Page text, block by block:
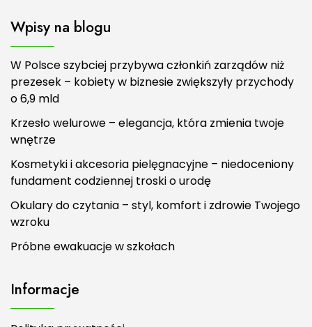
Wpisy na blogu
W Polsce szybciej przybywa członkiń zarządów niż
prezesek – kobiety w biznesie zwiększyły przychody
o 6,9 mld
Krzesło welurowe – elegancja, która zmienia twoje
wnętrze
Kosmetyki i akcesoria pielęgnacyjne – niedoceniony
fundament codziennej troski o urodę
Okulary do czytania – styl, komfort i zdrowie Twojego
wzroku
Próbne ewakuacje w szkołach
Informacje